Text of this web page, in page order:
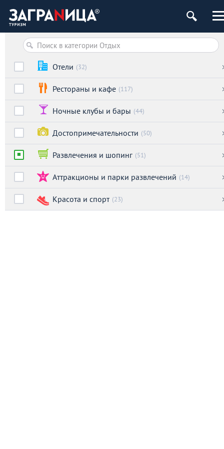
Отели (32)
Рестораны и кафе (117)
Ночные клубы и бары (44)
Достопримечательности (50)
Развлечения и шопинг (51)
Аттракционы и парки развлечений (14)
Красота и спорт (23)